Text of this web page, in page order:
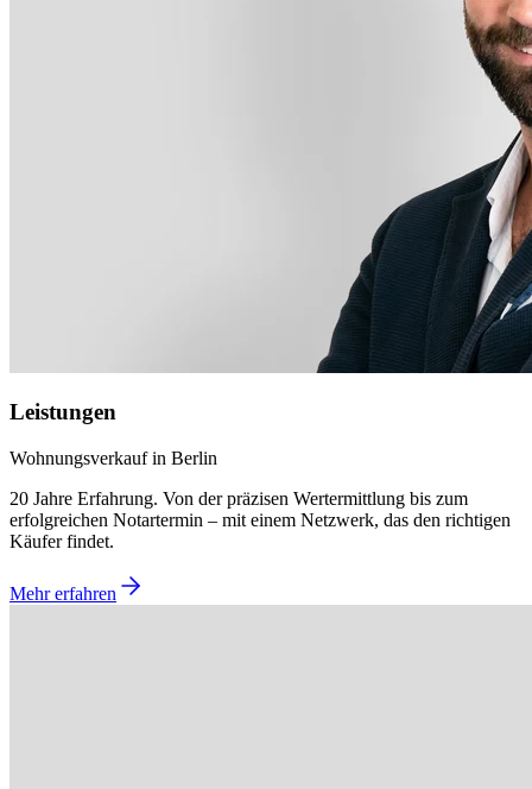
Leistungen
Wohnungsverkauf in Berlin
20 Jahre Erfahrung. Von der präzisen Wertermittlung bis zum
erfolgreichen Notartermin – mit einem Netzwerk, das den richtigen
Käufer findet.
Mehr erfahren